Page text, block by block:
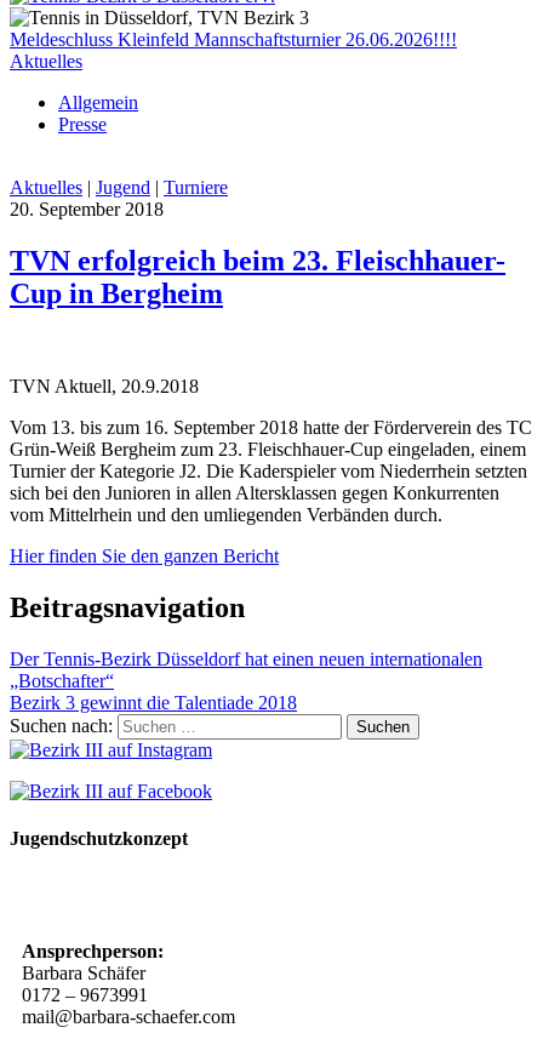
Meldeschluss Kleinfeld Mannschaftsturnier 26.06.2026!!!!
Aktuelles
Allgemein
Presse
Aktuelles | Jugend | Turniere
20. September 2018
TVN erfolgreich beim 23. Fleischhauer-
Cup in Bergheim
TVN Aktuell, 20.9.2018
Vom 13. bis zum 16. September 2018 hatte der Förderverein des TC
Grün-Weiß Bergheim zum 23. Fleischhauer-Cup eingeladen, einem
Turnier der Kategorie J2. Die Kaderspieler vom Niederrhein setzten
sich bei den Junioren in allen Altersklassen gegen Konkurrenten
vom Mittelrhein und den umliegenden Verbänden durch.
Hier finden Sie den ganzen Bericht
Beitragsnavigation
Der Tennis-Bezirk Düsseldorf hat einen neuen internationalen
„Botschafter“
Bezirk 3 gewinnt die Talentiade 2018
Suchen nach:
Jugendschutzkonzept
Ansprechperson:
Barbara Schäfer
0172 – 9673991
mail@barbara-schaefer.com